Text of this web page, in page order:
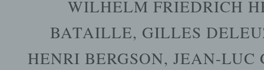
WILHELM FRIEDRICH
BATAILLE, GILLES
HENRI BERGSON, JEAN-LUC